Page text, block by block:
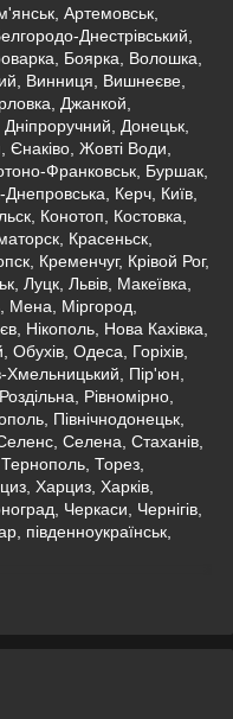
Артемовськ,
Днестрівський,
Боярка, Волошка,
Винниця, Вишнеєве,
Джанкой,
Донецьк,
Єнаківо, Жовті Води,
Франковськ, Буршак,
Керч, Київ,
Конотоп, Костовка,
Красеньск,
Кременчуг, Крівой Рог,
Луцк, Львів, Макеївка,
Мена, Міргород,
Нікополь, Нова Кахівка,
Одеса, Горіхів,
Пір'юн,
Рівномірно,
Північнодонецьк,
Селена, Стаханів,
Торез,
Харциз, Харків,
Черкаси, Чернігів,
південноукраїнськ,